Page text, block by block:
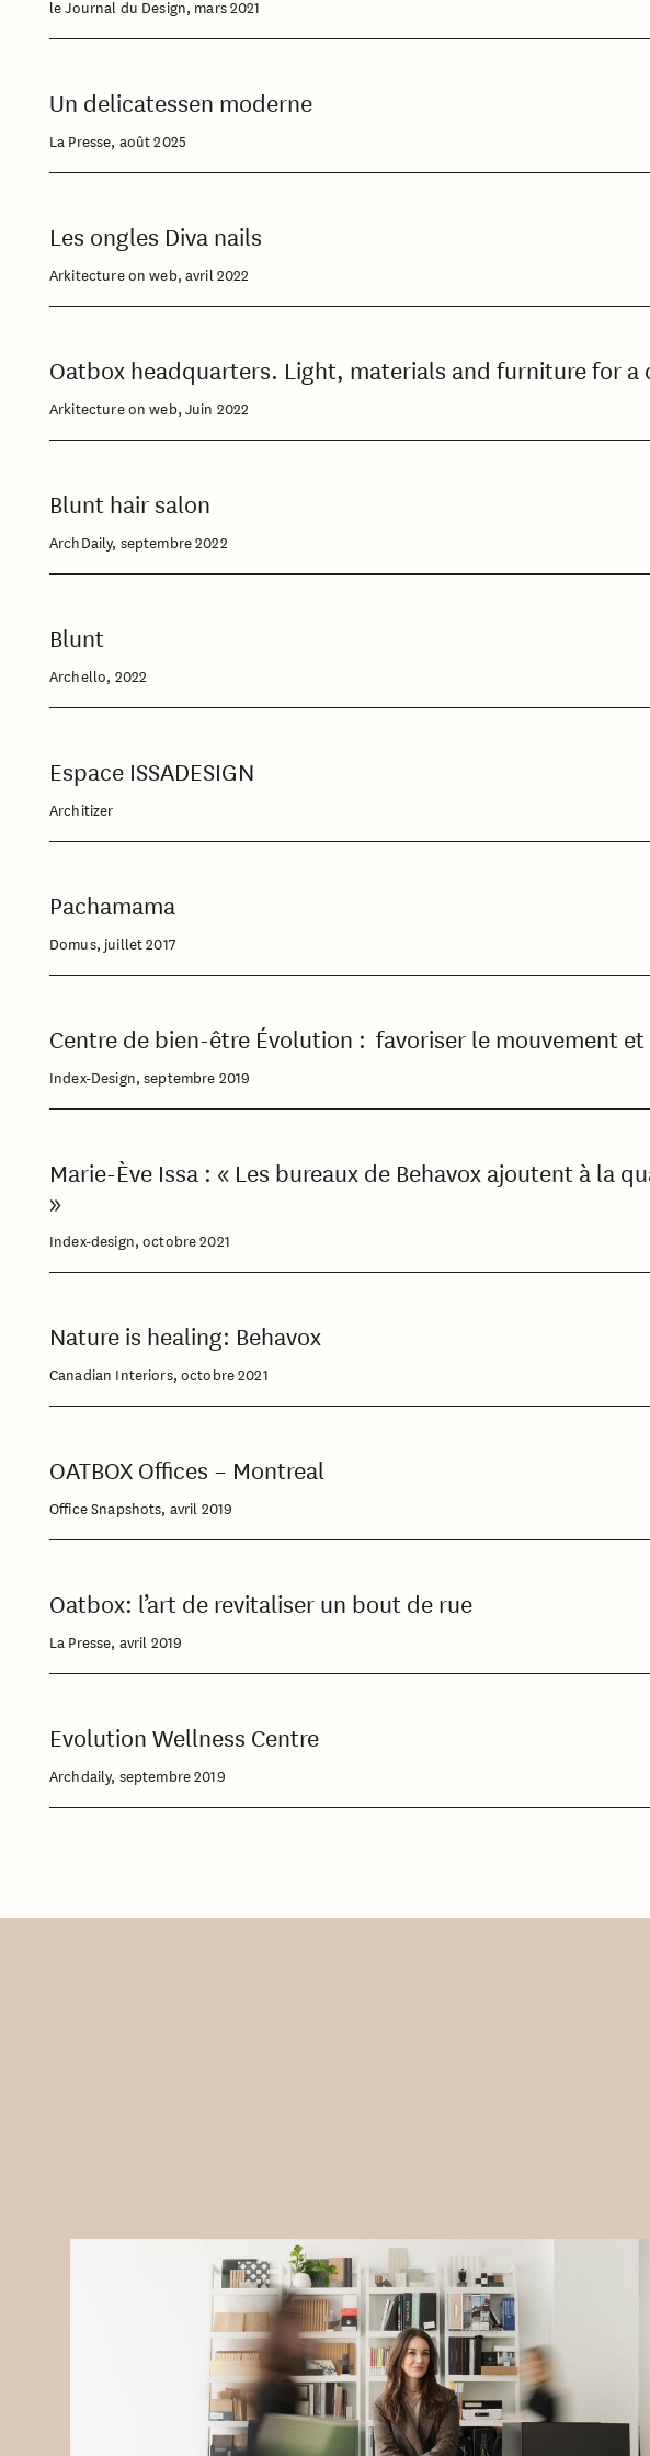
le Journal du Design, mars 2021
Un delicatessen moderne
La Presse, août 2025
Les ongles Diva nails
Arkitecture on web, avril 2022
Oatbox headquarters. Light, materials and furniture for
Arkitecture on web, Juin 2022
Blunt hair salon
ArchDaily, septembre 2022
Blunt
Archello, 2022
Espace ISSADESIGN
Architizer
Pachamama
Domus, juillet 2017
Centre de bien-être Évolution : favoriser le mouvement et
Index-Design, septembre 2019
Marie-Ève Issa : « Les bureaux de Behavox ajoutent à la
»
Index-design, octobre 2021
Nature is healing: Behavox
Canadian Interiors, octobre 2021
OATBOX Offices – Montreal
Office Snapshots, avril 2019
Oatbox: l’art de revitaliser un bout de rue
La Presse, avril 2019
Evolution Wellness Centre
Archdaily, septembre 2019